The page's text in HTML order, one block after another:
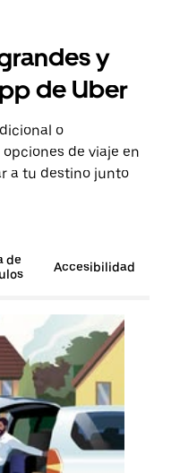
y
de Uber
o
de viaje en
a tu destino junto
de
Accesibilidad